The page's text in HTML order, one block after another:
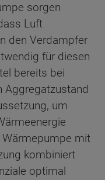
sorgen
Luft
den Verdampfer
für diesen
bereits bei
Aggregatzustand
um
Wärmepumpe mit
kombiniert
optimal